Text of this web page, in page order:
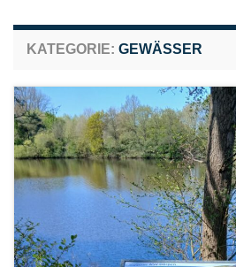
KATEGORIE: GEWÄSSER